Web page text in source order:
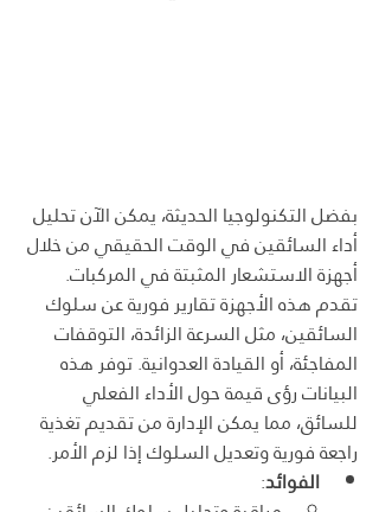
بفضل التكنولوجيا الحديثة، يمكن الآن تحليل
أداء السائقين في الوقت الحقيقي من خلال
أجهزة الاستشعار المثبتة في المركبات.
تقدم هذه الأجهزة تقارير فورية عن سلوك
السائقين، مثل السرعة الزائدة، التوقفات
المفاجئة، أو القيادة العدوانية. توفر هذه
البيانات رؤى قيمة حول الأداء الفعلي
للسائق، مما يمكن الإدارة من تقديم تغذية
راجعة فورية وتعديل السلوك إذا لزم الأمر.
الفوائد: